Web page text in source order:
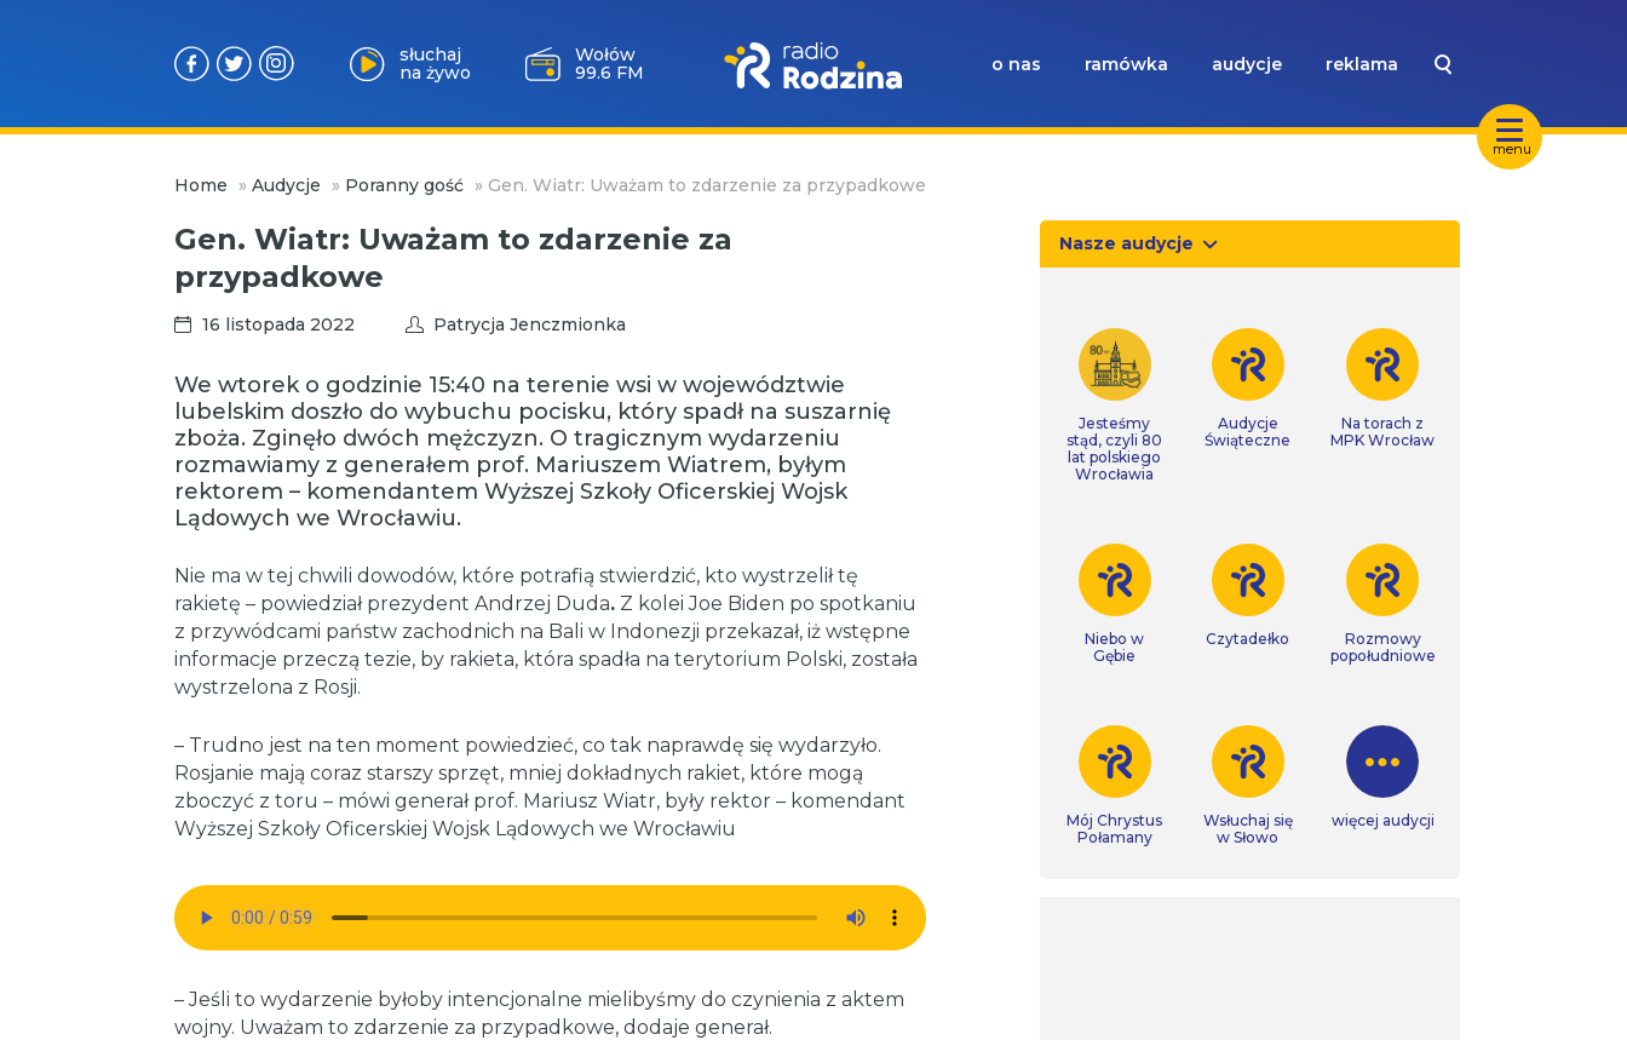
menu
słuchaj
na żywo
Wołów
99.6 FM
o nas ramówka audycje reklama
Home » Audycje » Poranny gość » Gen. Wiatr: Uważam to zdarzenie za przypadkowe
Gen. Wiatr: Uważam to zdarzenie za
przypadkowe
16 listopada 2022 Patrycja Jenczmionka
We wtorek o godzinie 15:40 na terenie wsi w województwie
lubelskim doszło do wybuchu pocisku, który spadł na suszarnię
zboża. Zginęło dwóch mężczyzn. O tragicznym wydarzeniu
rozmawiamy z generałem prof. Mariuszem Wiatrem, byłym
rektorem – komendantem Wyższej Szkoły Oficerskiej Wojsk
Lądowych we Wrocławiu.
Nie ma w tej chwili dowodów, które potrafią stwierdzić, kto wystrzelił tę
rakietę – powiedział prezydent Andrzej Duda.Z kolei Joe Biden po spotkaniu
z przywódcami państw zachodnich na Bali w Indonezji przekazał, iż wstępne
informacje przeczą tezie, by rakieta, która spadła na terytorium Polski, została
wystrzelona z Rosji.
– Trudno jest na ten moment powiedzieć, co tak naprawdę się wydarzyło.
Rosjanie mają coraz starszy sprzęt, mniej dokładnych rakiet, które mogą
zboczyć z toru – mówi generał prof. Mariusz Wiatr, były rektor – komendant
Wyższej Szkoły Oficerskiej Wojsk Lądowych we Wrocławiu
– Jeśli to wydarzenie byłoby intencjonalne mielibyśmy do czynienia z aktem
wojny. Uważam to zdarzenie za przypadkowe, dodaje generał.
Nasze audycje
Jesteśmy
stąd, czyli 80
lat polskiego
Wrocławia
Audycje
Świąteczne
Na torach z
MPK Wrocław
Niebo w
Gębie
Czytadełko
Rozmowy
popołudniowe
Mój Chrystus
Połamany
Wsłuchaj się
w Słowo
więcej audycji